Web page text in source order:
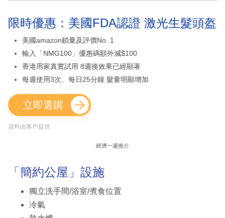
限時優惠：美國FDA認證 激光生髮頭盔
美國amazon鎖量及評價No. 1
輸入「NMG100」優惠碼額外減$100
香港用家真實試用 8週後效果已經顯著
每週使用3次、每日25分鐘 髮量明顯增加
立即選購
資料由客戶提供
經濟一週推介
「簡約公屋」設施
獨立洗手間/浴室/煮食位置
冷氣